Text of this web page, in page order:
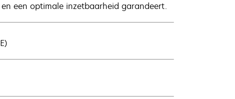
een optimale inzetbaarheid garandeert.